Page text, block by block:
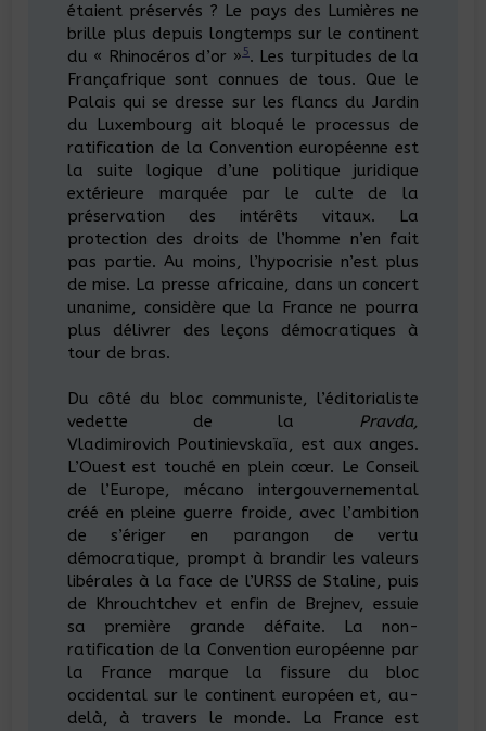
étaient préservés ? Le pays des Lumières ne
brille plus depuis longtemps sur le continent
du « Rhinocéros d’or » 5. Les turpitudes de la
Françafrique sont connues de tous. Que le
Palais qui se dresse sur les flancs du Jardin
du Luxembourg ait bloqué le processus de
ratification de la Convention européenne est
la suite logique d’une politique juridique
extérieure marquée par le culte de la
préservation des intérêts vitaux. La
protection des droits de l’homme n’en fait
pas partie. Au moins, l’hypocrisie n’est plus
de mise. La presse africaine, dans un concert
unanime, considère que la France ne pourra
plus délivrer des leçons démocratiques à
tour de bras.
Du côté du bloc communiste, l’éditorialiste
vedette de la Pravda,
Vladimirovich Poutinievskaïa, est aux anges.
L’Ouest est touché en plein cœur. Le Conseil
de l’Europe, mécano intergouvernemental
créé en pleine guerre froide, avec l’ambition
de s’ériger en parangon de vertu
démocratique, prompt à brandir les valeurs
libérales à la face de l’URSS de Staline, puis
de Khrouchtchev et enfin de Brejnev, essuie
sa première grande défaite. La non-
ratification de la Convention européenne par
la France marque la fissure du bloc
occidental sur le continent européen et, au-
delà, à travers le monde. La France est